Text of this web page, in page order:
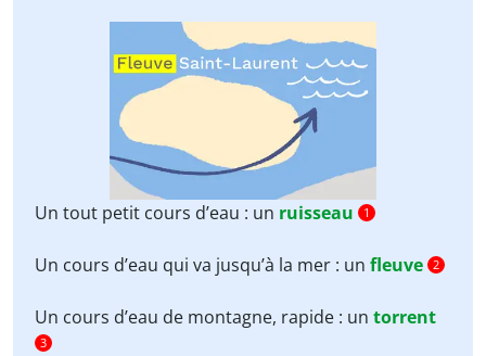
Un tout petit cours d’eau : un ruisseau 1
Un cours d’eau qui va jusqu’à la mer : un fleuve 2
Un cours d’eau de montagne, rapide : un torrent
3